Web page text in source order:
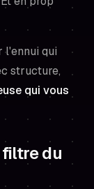
l'ennui qui
structure,
qui vous
du